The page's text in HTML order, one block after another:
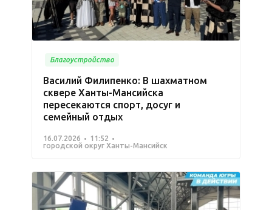
Благоустройство
Василий Филипенко: В шахматном
сквере Ханты-Мансийска
пересекаются спорт, досуг и
семейный отдых
16.07.2026
11:52
городской округ Ханты-Мансийск